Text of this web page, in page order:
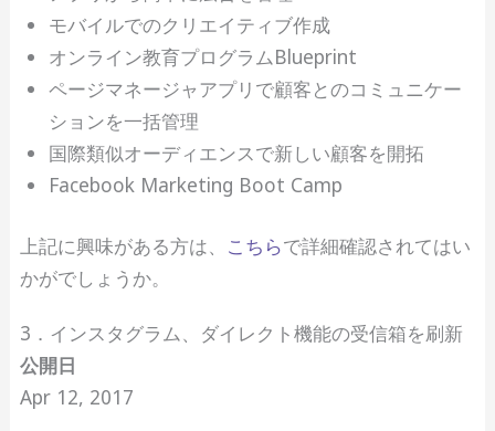
モバイルでのクリエイティブ作成
オンライン教育プログラムBlueprint
ページマネージャアプリで顧客とのコミュニケー
ションを一括管理
国際類似オーディエンスで新しい顧客を開拓
Facebook Marketing Boot Camp
上記に興味がある方は、 こちらで詳細確認されてはい
かがでしょうか。
3．インスタグラム、ダイレクト機能の受信箱を刷新
公開日
Apr 12, 2017